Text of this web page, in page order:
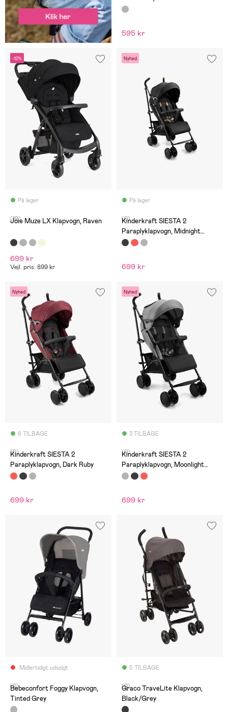
595 kr
-12%
På lager
(19)
Joie Muze LX Klapvogn, Raven
699 kr
Vejl. pris: 899 kr
Nyhed
På lager
(0)
Kinderkraft SIESTA 2
Paraplyklapvogn, Midnight
Black
699 kr
Nyhed
6 TILBAGE
(0)
Kinderkraft SIESTA 2
Paraplyklapvogn, Dark Ruby
699 kr
Nyhed
3 TILBAGE
(0)
Kinderkraft SIESTA 2
Paraplyklapvogn, Moonlight
Grey
699 kr
Midlertidigt udsolgt
(0)
Bebeconfort Foggy Klapvogn,
Tinted Grey
5 TILBAGE
(0)
Graco TraveLite Klapvogn,
Black/Grey